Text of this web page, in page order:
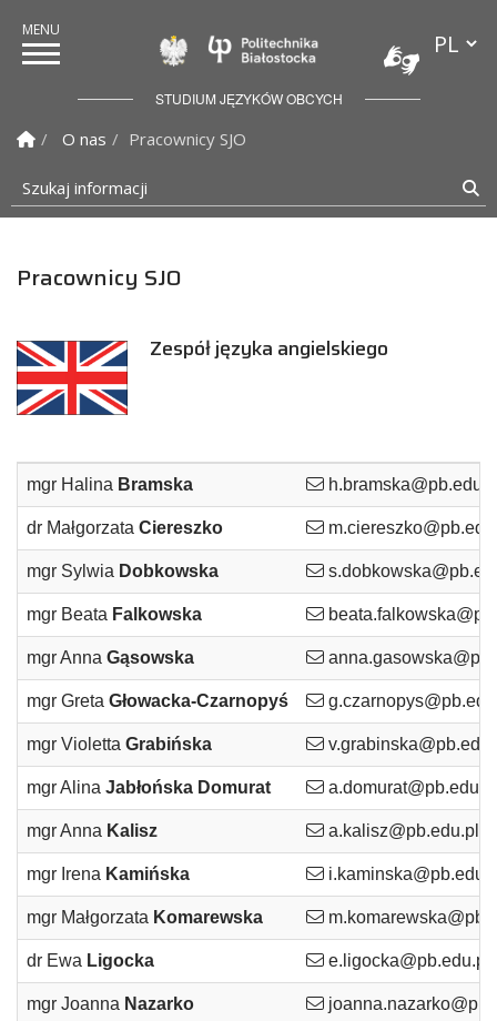
Politechnika
STUDIUM JĘZYKÓW OBCYCH
Strona Główna
O nas
Pracownicy SJO
Szukaj informacji
Pracownicy SJO
Zespół języka angielskiego
mgr Halina Bramska
dr Małgorzata Ciereszko
mgr Sylwia Dobkowska
mgr Beata Falkowska
mgr Anna Gąsowska
mgr Greta Głowacka-Czarnopyś
mgr Violetta Grabińska
mgr Alina Jabłońska Domurat a.domurat@pb.edu.pl
mgr Anna Kalisz a.kalisz@pb.edu.pl
mgr Irena Kamińska
mgr Małgorzata Komarewska
dr Ewa Ligocka e.ligocka@pb.edu.pl
mgr Joanna Nazarko